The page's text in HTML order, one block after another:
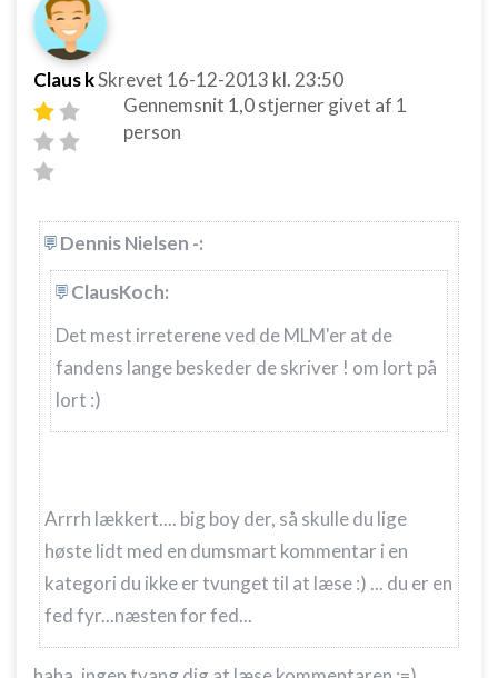
Claus kSkrevet 16-12-2013 kl. 23:50
Gennemsnit 1,0stjerner givet af 1
person
Dennis Nielsen -:
ClausKoch:
Det mest irreterene ved de MLM'er at de
fandens lange beskeder de skriver ! om lort på
lort :)
Arrrh lækkert.... big boy der, så skulle du lige
høste lidt med en dumsmart kommentar i en
kategori du ikke er tvunget til at læse :) ... du er en
fed fyr...næsten for fed...